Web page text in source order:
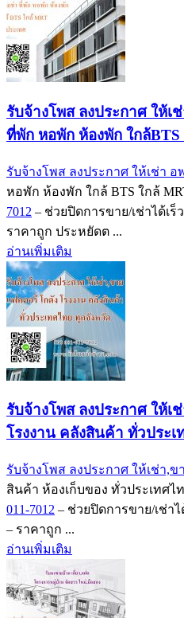
รับจ้างโพส ลงประกาศ ให้เ
ที่พัก หอพัก ห้องพัก ใกล้
รับจ้างโพส ลงประกาศ ให้เช่า อ
หอพัก ห้องพัก ใกล้ BTS ใกล้
7012 – ช่วยปิดการขาย/เช่าได้เ
ราคาถูก ประหยัดต ...
อ่านเพิ่มเติม
รับจ้างโพส ลงประกาศ ให้
โรงงาน คลังสินค้า ทั่วประเ
รับจ้างโพส ลงประกาศ ให้เช่า,ข
สินค้า ห้องเก็บของ ทั่วประเทศไท
011-7012 – ช่วยปิดการขาย/เช่า
– ราคาถูก ...
อ่านเพิ่มเติม